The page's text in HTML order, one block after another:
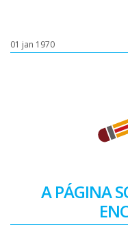
01 jan 1970
A PÁGINA